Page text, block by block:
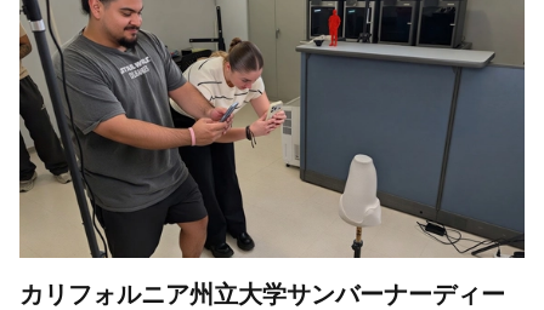
カリフォルニア州立大学サンバーナーディー